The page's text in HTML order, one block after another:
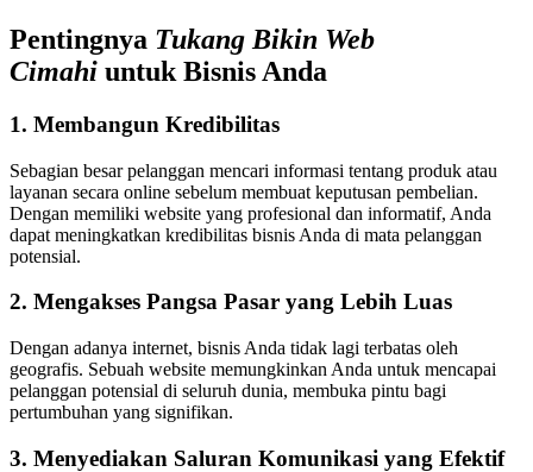
Pentingnya Tukang Bikin Web
Cimahi untuk Bisnis Anda
1. Membangun Kredibilitas
Sebagian besar pelanggan mencari informasi tentang produk atau
layanan secara online sebelum membuat keputusan pembelian.
Dengan memiliki website yang profesional dan informatif, Anda
dapat meningkatkan kredibilitas bisnis Anda di mata pelanggan
potensial.
2. Mengakses Pangsa Pasar yang Lebih Luas
Dengan adanya internet, bisnis Anda tidak lagi terbatas oleh
geografis. Sebuah website memungkinkan Anda untuk mencapai
pelanggan potensial di seluruh dunia, membuka pintu bagi
pertumbuhan yang signifikan.
3. Menyediakan Saluran Komunikasi yang Efektif